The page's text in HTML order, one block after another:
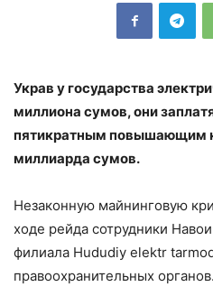
Украв у государства
миллиона сумов, они
пятикратным повышающим
миллиарда сумов.
Незаконную майнинговую
ходе рейда сотрудники
филиала Hududiy elektr
правоохранительных органов.